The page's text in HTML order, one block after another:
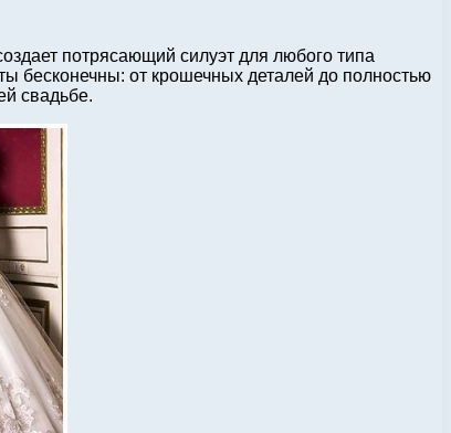
потрясающий силуэт для любого типа
бесконечны: от крошечных деталей до полностью
свадьбе.